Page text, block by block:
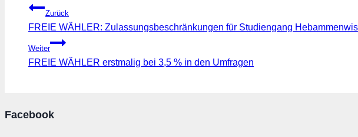
Beitragsnavigation
Zurück
FREIE WÄHLER: Zulassungsbeschränkungen für Studiengang
Weiter
FREIE WÄHLER erstmalig bei 3,5 % in den Umfragen
Facebook